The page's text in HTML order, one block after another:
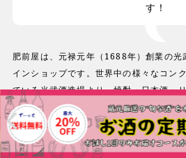
す！
肥前屋は、元禄元年（1688年）創業の光
インショップです。世界中の様々なコン
ている光武酒造場より、焼酎・日本酒・
もちろん、お酒の供・お酒の知識・お酒
から満足できるコンテンツの提供を目指